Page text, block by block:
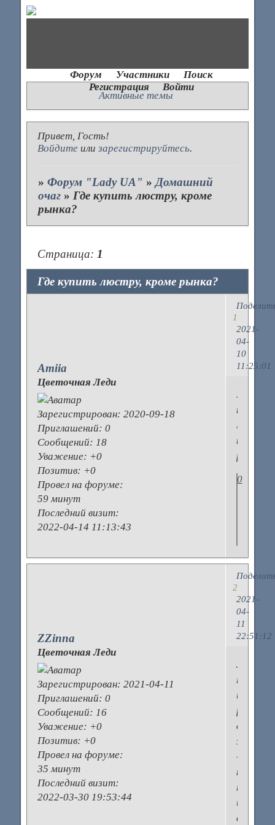
Форум Участники
Поиск
Регистрация
Войти
Активные темы
Привет, Гость!
Войдите или зарегистрируйтесь.
»Форум "Lady UA" » Домашний
очаг » Где купить люстру, кроме
рынка?
Где купить люстру, кроме рынка?
Страница:1
1
2021-
04-
10
11:25:01
Amiia
Цветочная Леди
Зарегистрирован: 2020-09-18
Приглашений: 0
Сообщений: 18
Уважение: +0
Позитив: +0
Провел на форуме:
59 минут
Последний визит:
2022-04-14 11:13:43
Где
купить
люстру,
кроме
рынка?
0
2
2021-
04-
11
22:51:12
ZZinna
Цветочная Леди
Зарегистрирован: 2021-04-11
Приглашений: 0
Сообщений: 16
Уважение: +0
Позитив: +0
Провел на форуме:
35 минут
Последний визит:
2022-03-30 19:53:44
Зараз
то
й
ринки
всі
зачинені
-
та
й
вибір